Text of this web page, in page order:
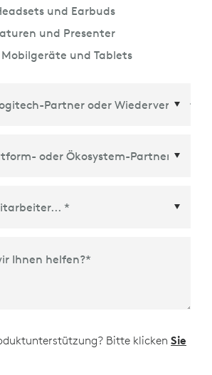
und Earbuds
und Presenter
und Tablets
Ihnen helfen?*
Bitte klicken Sie